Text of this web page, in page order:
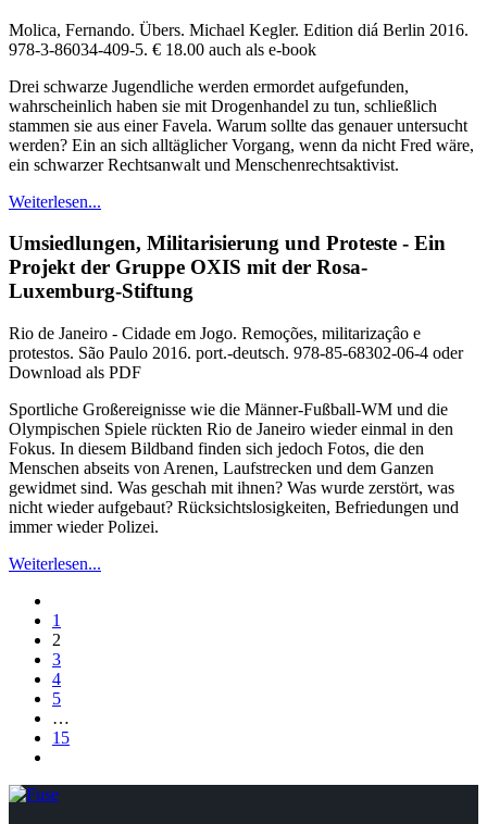
Molica, Fernando. Übers. Michael Kegler. Edition diá Berlin 2016.
978-3-86034-409-5. € 18.00 auch als e-book
Drei schwarze Jugendliche werden ermordet aufgefunden,
wahrscheinlich haben sie mit Drogenhandel zu tun, schließlich
stammen sie aus einer Favela. Warum sollte das genauer untersucht
werden? Ein an sich alltäglicher Vorgang, wenn da nicht Fred wäre,
ein schwarzer Rechtsanwalt und Menschenrechtsaktivist.
Weiterlesen...
Umsiedlungen, Militarisierung und Proteste - Ein
Projekt der Gruppe OXIS mit der Rosa-
Luxemburg-Stiftung
Rio de Janeiro - Cidade em Jogo. Remoções, militarizaçâo e
protestos. São Paulo 2016. port.-deutsch. 978-85-68302-06-4 oder
Download als PDF
Sportliche Großereignisse wie die Männer-Fußball-WM und die
Olympischen Spiele rückten Rio de Janeiro wieder einmal in den
Fokus. In diesem Bildband finden sich jedoch Fotos, die den
Menschen abseits von Arenen, Laufstrecken und dem Ganzen
gewidmet sind. Was geschah mit ihnen? Was wurde zerstört, was
nicht wieder aufgebaut? Rücksichtslosigkeiten, Befriedungen und
immer wieder Polizei.
Weiterlesen...
1
2
3
4
5
…
15